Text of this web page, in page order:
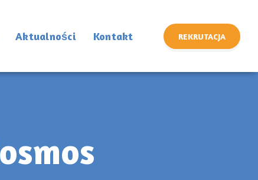
Aktualności Kontakt REKRUTACJA